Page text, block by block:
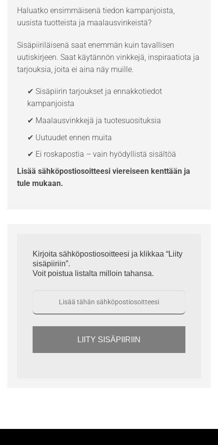
Haluatko ensimmäisenä tiedon kampanjoista,
uusista tuotteista ja maalausvinkeistä?
Sisäpiiriläisenä saat enemmän kuin tavallisen
uutiskirjeen. Saat käytännön vinkkejä, inspiraatiota ja
tarjouksia, joita ei aina näy muille.
✔ Sisäpiirin tarjoukset ja ennakkotiedot
kampanjoista
✔ Maalausvinkkejä ja tuotesuosituksia
✔ Uutuudet ennen muita
✔ Ei roskapostia – vain hyödyllistä sisältöä
Lisää sähköpostiosoitteesi viereiseen kenttään ja
tule mukaan.
Kirjoita sähköpostiosoitteesi ja klikkaa “Liity
sisäpiiriin”.
Voit poistua listalta milloin tahansa.
LIITY SISÄPIIRIIN